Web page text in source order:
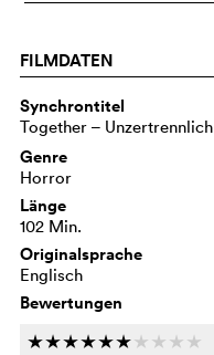
FILMDATEN
Synchrontitel
Together – Unzertrennlich
Genre
Horror
Länge
102 Min.
Originalsprache
Englisch
Bewertungen
cccccc c c c c